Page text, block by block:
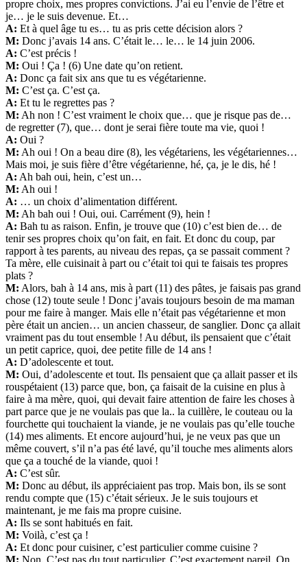
propre choix, mes propres convictions. J’ai eu l’envie de l’être et
je… je le suis devenue. Et…
A: Et à quel âge tu es… tu as pris cette décision alors ?
M: Donc j’avais 14 ans. C’était le… le… le 14 juin 2006.
A: C’est précis !
M: Oui ! Ça ! (6) Une date qu’on retient.
A: Donc ça fait six ans que tu es végétarienne.
M: C’est ça. C’est ça.
A: Et tu le regrettes pas ?
M: Ah non ! C’est vraiment le choix que… que je risque pas de…
de regretter (7), que… dont je serai fière toute ma vie, quoi !
A: Oui ?
M: Ah oui ! On a beau dire (8), les végétariens, les végétariennes…
Mais moi, je suis fière d’être végétarienne, hé, ça, je le dis, hé !
A: Ah bah oui, hein, c’est un…
M: Ah oui !
A: … un choix d’alimentation différent.
M: Ah bah oui ! Oui, oui. Carrément (9), hein !
A: Bah tu as raison. Enfin, je trouve que (10) c’est bien de… de
tenir ses propres choix qu’on fait, en fait. Et donc du coup, par
rapport à tes parents, au niveau des repas, ça se passait comment ?
Ta mère, elle cuisinait à part ou c’était toi qui te faisais tes propres
plats ?
M: Alors, bah à 14 ans, mis à part (11) des pâtes, je faisais pas grand
chose (12) toute seule ! Donc j’avais toujours besoin de ma maman
pour me faire à manger. Mais elle n’était pas végétarienne et mon
père était un ancien… un ancien chasseur, de sanglier. Donc ça allait
vraiment pas du tout ensemble ! Au début, ils pensaient que c’était
un petit caprice, quoi, dee petite fille de 14 ans !
A: D’adolescente et tout.
M: Oui, d’adolescente et tout. Ils pensaient que ça allait passer et ils
rouspétaient (13) parce que, bon, ça faisait de la cuisine en plus à
faire à ma mère, quoi, qui devait faire attention de faire les choses à
part parce que je ne voulais pas que la.. la cuillère, le couteau ou la
fourchette qui touchaient la viande, je ne voulais pas qu’elle touche
(14) mes aliments. Et encore aujourd’hui, je ne veux pas que un
même couvert, s’il n’a pas été lavé, qu’il touche mes aliments alors
que ça a touché de la viande, quoi !
A: C’est sûr.
M: Donc au début, ils appréciaient pas trop. Mais bon, ils se sont
rendu compte que (15) c’était sérieux. Je le suis toujours et
maintenant, je me fais ma propre cuisine.
A: Ils se sont habitués en fait.
M: Voilà, c’est ça !
A: Et donc pour cuisiner, c’est particulier comme cuisine ?
M: Non. C’est pas du tout particulier. C’est exactement pareil. On